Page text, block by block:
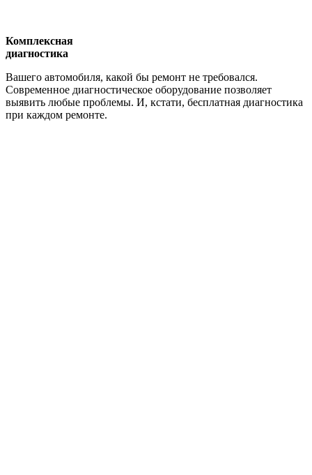
Комплексная
диагностика
Вашего автомобиля, какой бы ремонт не требовался.
Современное диагностическое оборудование позволяет
выявить любые проблемы. И, кстати, бесплатная диагностика
при каждом ремонте.